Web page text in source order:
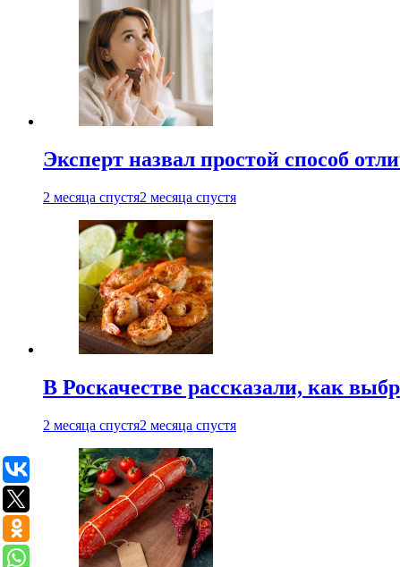
Эксперт назвал простой способ
2 месяца спустя2 месяца спустя
В Роскачестве рассказали, как
2 месяца спустя2 месяца спустя